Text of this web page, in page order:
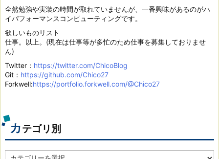
全然勉強や実装の時間が取れていませんが、一番興味があるのがハ
イパフォーマンスコンピューティングです。
欲しいものリスト
仕事。以上。(現在は仕事等が多忙のため仕事を募集しておりませ
ん)
Twitter： https://twitter.com/ChicoBlog
Git： https://github.com/Chico27
Forkwell:https://portfolio.forkwell.com/@Chico27
カテゴリ別